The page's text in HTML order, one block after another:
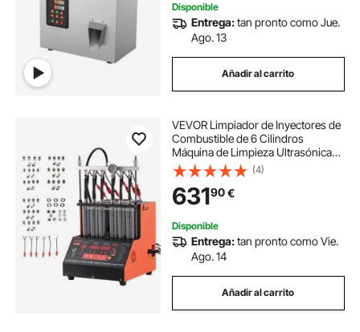
Disponible
Entrega:tan pronto como Jue.
Ago. 13
Añadir al carrito
VEVOR Limpiador de Inyectores de
Combustible de 6 Cilindros
Máquina de Limpieza Ultrasónica
28 kHz Ajustable a 12 V/70 V/120 V
para EFI/FSI/GDI, con Válvula de
Drenaje para Coches, Motocicletas
(4)
63190€
Disponible
Entrega:tan pronto como Vie.
Ago. 14
Añadir al carrito